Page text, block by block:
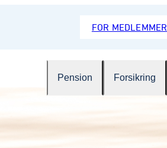
FOR MEDLEMMER
Pension Forsikring